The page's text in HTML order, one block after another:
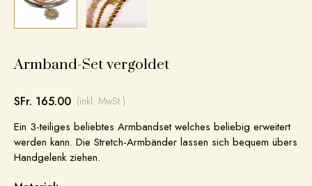
Armband-Set vergoldet
SFr. 165.00 (inkl. MwSt.)
Ein 3-teiliges beliebtes Armbandset welches beliebig erweitert
werden kann. Die Stretch-Armbänder lassen sich bequem übers
Handgelenk ziehen.